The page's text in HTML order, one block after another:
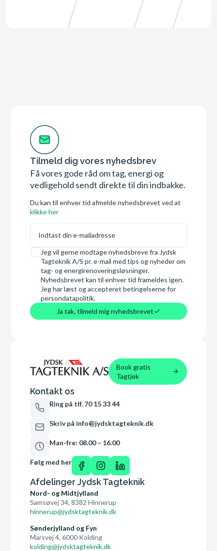
Tilmeld dig vores nyhedsbrev
Få vores gode råd om tag, energi og
vedligehold sendt direkte til din indbakke.
Du kan til enhver tid afmelde nyhedsbrevet ved at
klikke her
E-mail
Samtykke
Jeg vil gerne modtage nyhedsbreve fra Jydsk
Tagteknik A/S pr. e-mail med tips og nyheder om
tag- og energirenoveringsløsninger.
Nyhedsbrevet kan til enhver tid frameldes igen.
Jeg har læst og accepteret betingelserne for
persondatapolitik.
Ja tak, tilmeld mig nyhedsbrevet
Book gratis
Tagtjek
Kontakt os
Ring på tlf. 70 15 33 44
Skriv på info@jydsktagteknik.dk
Man-fre: 08.00 – 16.00
Følg med her
Afdelinger Jydsk Tagteknik
Nord- og Midtjylland
Samsøvej 34, 8382 Hinnerup
hinnerup@jydsktagteknik.dk
Sønderjylland og Fyn
Marsvej 4, 6000 Kolding
kolding@jydsktagteknik.dk